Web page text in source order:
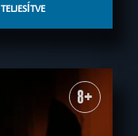
TELJESÍTVE
8+